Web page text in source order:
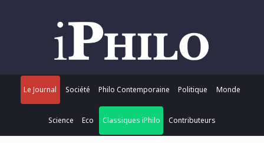
Le Journal Société Philo Contemporaine Politique Monde
Science Eco Classiques iPhilo Contributeurs